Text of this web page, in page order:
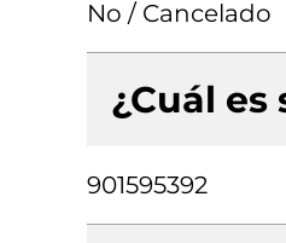
No / Cancelado
¿Cuál es
901595392